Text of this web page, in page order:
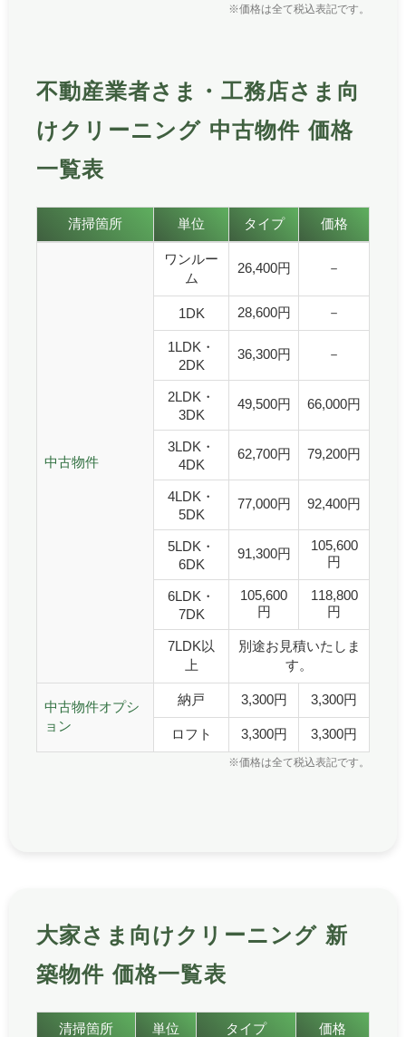
※価格は全て税込表記です。
不動産業者さま・工務店さま向
けクリーニング 中古物件 価格
一覧表
不動産業者さま・工務店さま向けクリーニング 中古物
清掃箇所 単位 タイプ 価格
中古物件
ワンルー
ム
26,400円 －
1DK 28,600円 －
1LDK・
2DK
36,300円 －
2LDK・
3DK
49,500円 66,000円
3LDK・
4DK
62,700円 79,200円
4LDK・
5DK
77,000円 92,400円
5LDK・
6DK
91,300円
105,600
円
6LDK・
7DK
105,600
円
118,800
円
7LDK以
上
別途お見積いたしま
す。
中古物件オプシ
ョン
納戸 3,300円 3,300円
ロフト 3,300円 3,300円
※価格は全て税込表記です。
大家さま向けクリーニング 新
築物件 価格一覧表
大家さま向けクリーニング 新築物件の価格一覧表です。
清掃箇所 単位 タイプ 価格